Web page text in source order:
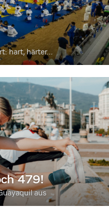
hart, härter...
479!
aus